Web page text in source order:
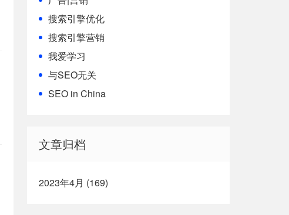
搜索引擎优化
搜索引擎营销
我爱学习
与SEO无关
SEO in China
文章归档
2023年4月 (169)